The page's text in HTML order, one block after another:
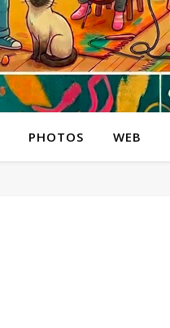
PHOTOS WEB